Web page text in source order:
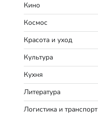
Кино
Космос
Красота и уход
Культура
Кухня
Литература
Логистика и транспорт